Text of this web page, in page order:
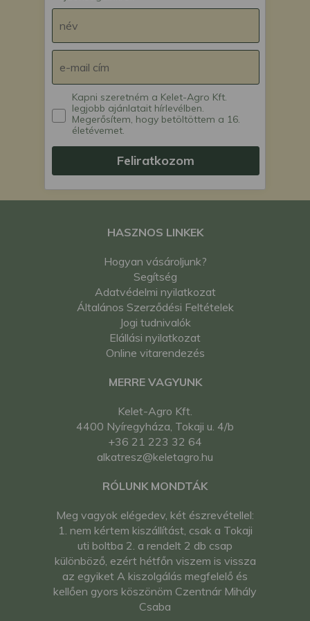
Kapni szeretném a Kelet-Agro Kft.
legjobb ajánlatait hírlevélben.
Megerősítem, hogy betöltöttem a 16.
életévemet.
Feliratkozom
HASZNOS LINKEK
Hogyan vásároljunk?
Segítség
Adatvédelmi nyilatkozat
Általános Szerződési Feltételek
Jogi tudnivalók
Elállási nyilatkozat
Online vitarendezés
MERRE VAGYUNK
Kelet-Agro Kft.
4400 Nyíregyháza, Tokaji u. 4/b
+36 21 223 32 64
alkatresz@keletagro.hu
RÓLUNK MONDTÁK
Meg vagyok elégedev, két észrevétellel:
1. nem kértem kiszállítást, csak a Tokaji
uti boltba 2. a rendelt 2 db csap
különböző, ezért hétfőn viszem is vissza
az egyiket A kiszolgálás megfelelő és
kellően gyors köszönöm Czentnár Mihály
Csaba